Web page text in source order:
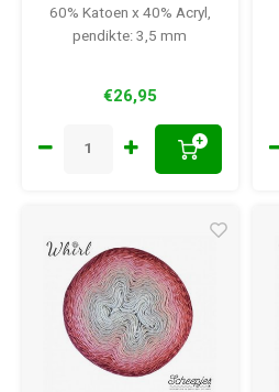
60% Katoen x 40% Acryl,
pendikte: 3,5 mm
€26,95
+